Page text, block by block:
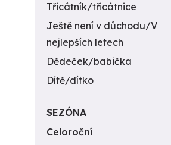
Třicátník/třicátnice
Ještě není v důchodu/V
nejlepších letech
Dědeček/babička
Dítě/dítko
SEZÓNA
Celoroční